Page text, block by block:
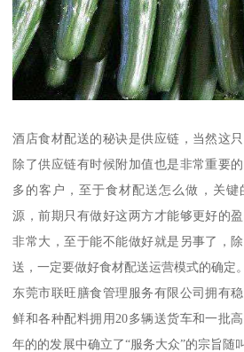
酒店食材配送的秘诀是供应链，当然这
除了供应链有时候附加值也是非常重要
多的客户，至于食材配送怎么做，关
源，前期只有做好这两方才能够更好的
非常大，至于能不能做好就是另事了，
送，一定要做好食材配送运营模式的确定。
东莞市联旺膳食管理服务有限公司拥有
鲜和各种配料拥用20多辆送货车和一批
年的的发展中确立了“服务大众”的宗旨随